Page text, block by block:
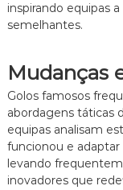
inspirando equipas
semelhantes.
Mudanças
Golos famosos
abordagens táticas
equipas analisam
funcionou e
levando
inovadores que